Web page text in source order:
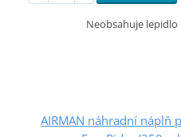
Neobsahuje lepidlo
AIRMAN náhradní náplň